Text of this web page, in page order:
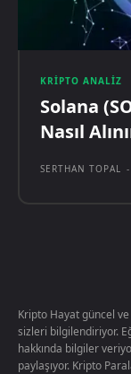
KRIPTO ANALIZ
Solana
Nasıl
SERTHAN TOPAL -
Kripto Hayat güncel
sizleri bilgilendiriyor.
hakkında bilgiler
paylaşıyor. Kripto